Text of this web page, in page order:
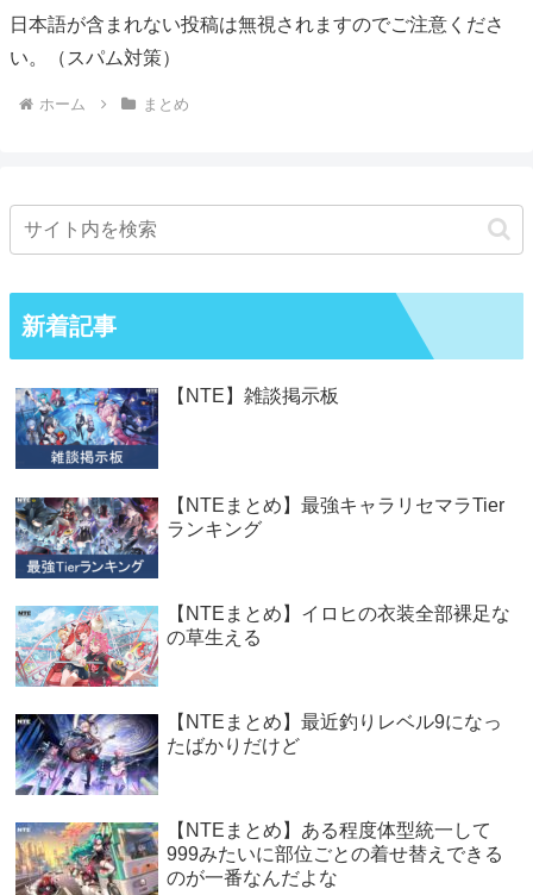
日本語が含まれない投稿は無視されますのでご注意くださ
い。（スパム対策）
ホーム まとめ
新着記事
【NTE】雑談掲示板
【NTEまとめ】最強キャラリセマラTier
ランキング
【NTEまとめ】イロヒの衣装全部裸足な
の草生える
【NTEまとめ】最近釣りレベル9になっ
たばかりだけど
【NTEまとめ】ある程度体型統一して
999みたいに部位ごとの着せ替えできる
のが一番なんだよな